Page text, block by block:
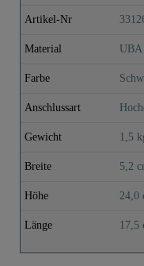
Artikel-Nr
Material UBA
Farbe
Anschlussart
Gewicht 1,5
Breite 5,2
Höhe 24,0
Länge 17,5